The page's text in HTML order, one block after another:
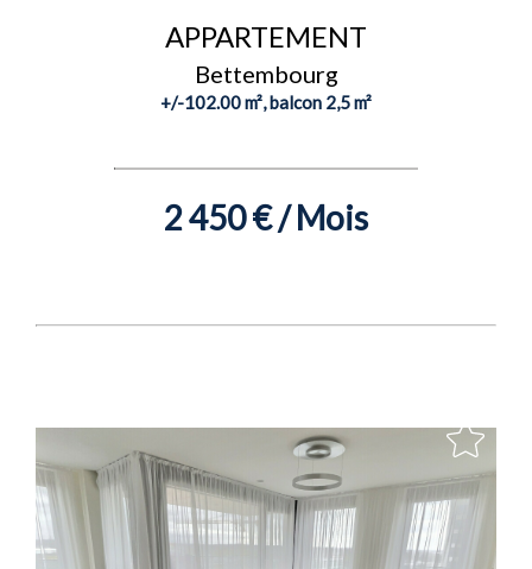
APPARTEMENT
Bettembourg
+/-102.00 m², balcon 2,5 m²
2 450 € / Mois